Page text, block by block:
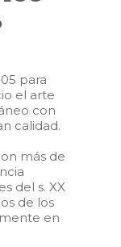
para
el arte
con
calidad.
más de
del s. XX
de los
en